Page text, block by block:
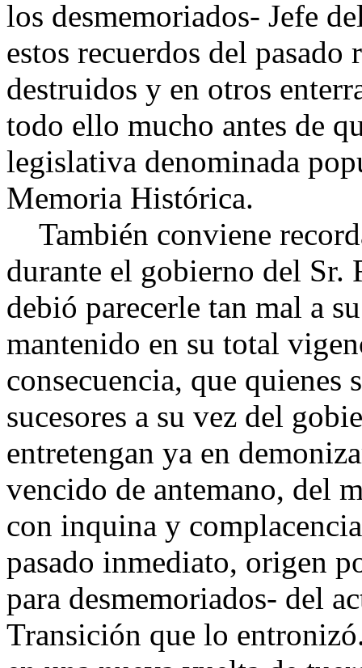
los desmemoriados- Jefe
estos recuerdos del
destruidos y en otros
todo ello mucho antes de
legislativa denominada
Memoria Histórica.
También conviene
durante el gobierno del Sr.
debió parecerle tan mal a
mantenido en su total
consecuencia, que quienes
sucesores a su vez del
entretengan ya en
vencido de antemano, del
con inquina y
pasado inmediato, origen
para desmemoriados- del
Transición que lo